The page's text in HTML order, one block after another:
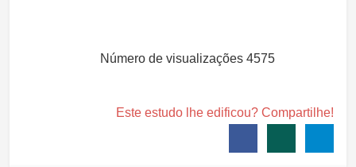
Número de visualizações 4575
Este estudo lhe edificou? Compartilhe!